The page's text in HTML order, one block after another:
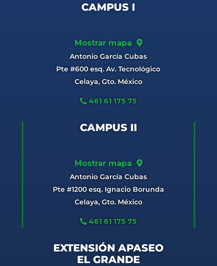
CAMPUS I
Mostrar mapa
Antonio García Cubas
Pte #600 esq. Av. Tecnológico
Celaya, Gto. México
461 61 175 75
CAMPUS II
Mostrar mapa
Antonio García Cubas
Pte #1200 esq. Ignacio Borunda
Celaya, Gto. México
461 61 175 75
EXTENSIÓN APASEO
EL GRANDE